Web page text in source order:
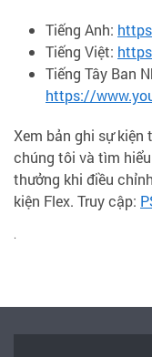
Tiếng Anh:
Tiếng Việt:
Tiếng Tây Ban
https://
Xem bản ghi sự kiện
chúng tôi và tìm
thưởng khi điều
kiện Flex. Truy cập:
.